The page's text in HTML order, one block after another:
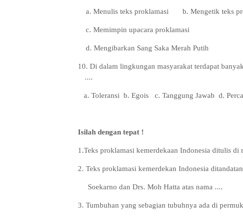
a. Menulis teks proklamasi b. Mengetik teks
c. Memimpin upacara proklamasi
d. Mengibarkan Sang Saka Merah Putih
10. Di dalam lingkungan masyarakat terdapat
....
a. Toleransi b. Egois c. Tanggung Jawab d.
Isilah dengan tepat !
1.Teks proklamasi kemerdekaan Indonesia ditulis di
2. Teks proklamasi kemerdekan Indonesia
Soekarno dan Drs. Moh Hatta atas nama ....
3. Tumbuhan yang sebagian tubuhnya ada di